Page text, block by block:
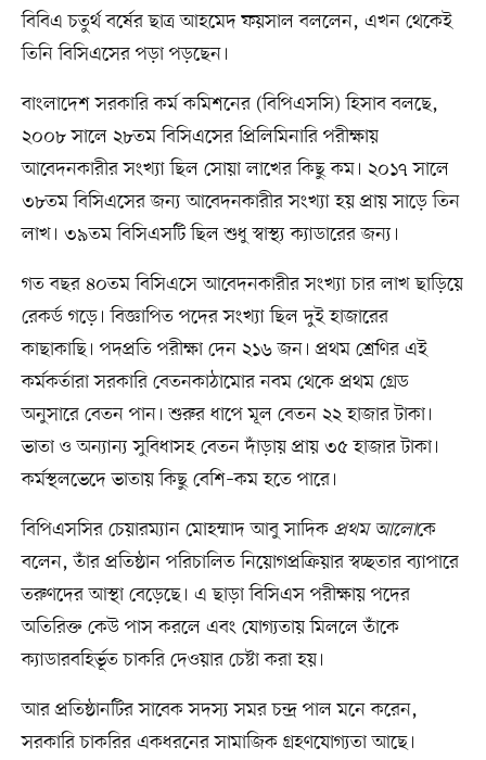
বিবিএ চতুর্থ বর্ষের ছাত্র আহমেদ ফয়সাল বললেন, এখন থেকেই
তিনি বিসিএসের পড়া পড়ছেন।
বাংলাদেশ সরকারি কর্ম কমিশনের (বিপিএসসি) হিসাব বলছে,
২০০৮ সালে ২৮তম বিসিএসের প্রিলিমিনারি পরীক্ষায়
আবেদনকারীর সংখ্যা ছিল সোয়া লাখের কিছু কম। ২০১৭ সালে
৩৮তম বিসিএসের জন্য আবেদনকারীর সংখ্যা হয় প্রায় সাড়ে তিন
লাখ। ৩৯তম বিসিএসটি ছিল শুধু স্বাস্থ্য ক্যাডারের জন্য।
গত বছর ৪০তম বিসিএসে আবেদনকারীর সংখ্যা চার লাখ ছাড়িয়ে
রেকর্ড গড়ে। বিজ্ঞাপিত পদের সংখ্যা ছিল দুই হাজারের
কাছাকাছি। পদপ্রতি পরীক্ষা দেন ২১৬ জন। প্রথম শ্রেণির এই
কর্মকর্তারা সরকারি বেতনকাঠামোর নবম থেকে প্রথম গ্রেড
অনুসারে বেতন পান। শুরুর ধাপে মূল বেতন ২২ হাজার টাকা।
ভাতা ও অন্যান্য সুবিধাসহ বেতন দাঁড়ায় প্রায় ৩৫ হাজার টাকা।
কর্মস্থলভেদে ভাতায় কিছু বেশি–কম হতে পারে।
বিপিএসসির চেয়ারম্যান মোহম্মাদ আবু সাদিক প্রথম আলোকে
বলেন, তাঁর প্রতিষ্ঠান পরিচালিত নিয়োগপ্রক্রিয়ার স্বচ্ছতার ব্যাপারে
তরুণদের আস্থা বেড়েছে। এ ছাড়া বিসিএস পরীক্ষায় পদের
অতিরিক্ত কেউ পাস করলে এবং যোগ্যতায় মিললে তাঁকে
ক্যাডারবহির্ভূত চাকরি দেওয়ার চেষ্টা করা হয়।
আর প্রতিষ্ঠানটির সাবেক সদস্য সমর চন্দ্র পাল মনে করেন,
সরকারি চাকরির একধরনের সামাজিক গ্রহণযোগ্যতা আছে।